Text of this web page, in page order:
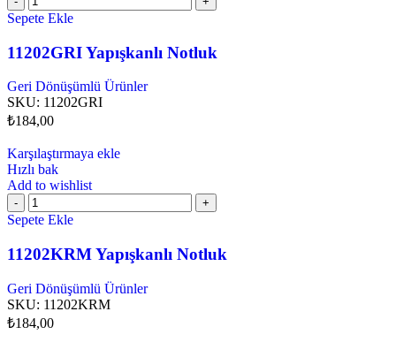
Sepete Ekle
11202GRI Yapışkanlı Notluk
Geri Dönüşümlü Ürünler
SKU: 11202GRI
₺184,00
Karşılaştırmaya ekle
Hızlı bak
Add to wishlist
Sepete Ekle
11202KRM Yapışkanlı Notluk
Geri Dönüşümlü Ürünler
SKU: 11202KRM
₺184,00